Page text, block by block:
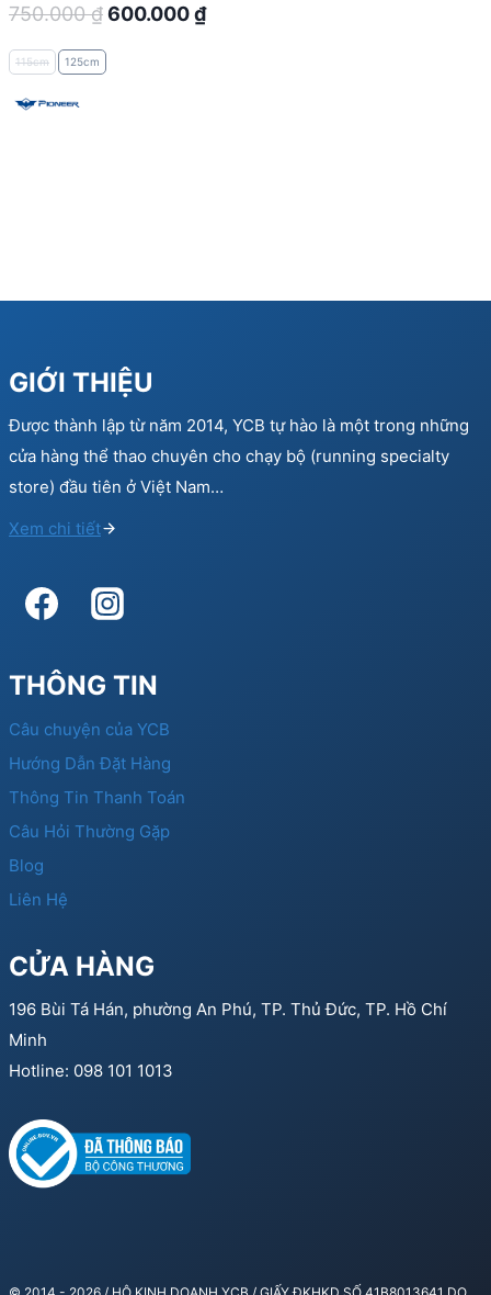
750.000₫Original
600.000₫Current
115cm 125cm
GIỚI THIỆU
Được thành lập từ năm 2014, YCB tự hào là một trong những
cửa hàng thể thao chuyên cho chạy bộ (running specialty
store) đầu tiên ở Việt Nam…
Xem chi tiết
THÔNG TIN
Câu chuyện của YCB
Hướng Dẫn Đặt Hàng
Thông Tin Thanh Toán
Câu Hỏi Thường Gặp
Blog
Liên Hệ
CỬA HÀNG
196 Bùi Tá Hán, phường An Phú, TP. Thủ Đức, TP. Hồ Chí
Minh
Hotline: 098 101 1013